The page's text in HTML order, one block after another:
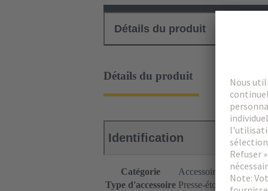
Détails du produit
Détails du produit
Identification
Catégorie
Accessoires
Type d'accessoire Presse-étoupe